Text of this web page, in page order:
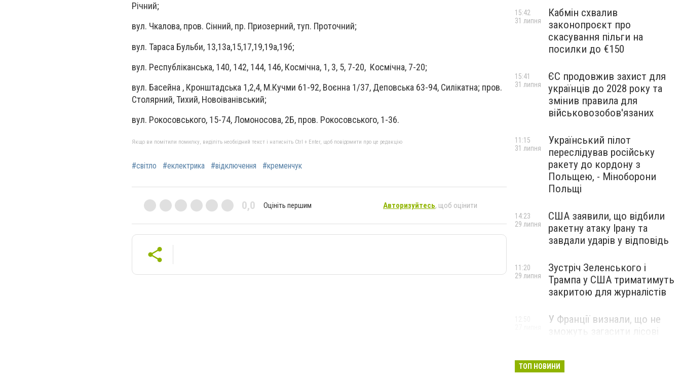
Річний;
вул. Чкалова, пров. Сінний, пр. Приозерний, туп. Проточний;
вул. Тараса Бульби, 13,13а,15,17,19,19а,19б;
вул. Республіканська, 140, 142, 144, 146, Космічна, 1, 3, 5, 7-20, Космічна, 7-20;
вул. Басейна , Кронштадська 1,2,4, М.Кучми 61-92, Воєнна 1/37, Деповська 63-94, Силікатна; пров.
Столярний, Тихий, Новоіванівський;
вул. Рокосовського, 15-74, Ломоносова, 2Б, пров. Рокосовського, 1-36.
Якщо ви помітили помилку, виділіть необхідний текст і натисніть Ctrl + Enter, щоб повідомити про це редакцію
#світло #еклектрика #відключення #кременчук
0,0 Оцініть першим Авторизуйтесь, щоб оцінити
Кабмін схвалив
законопроєкт про
скасування пільги на
посилки до €150
15:42
31 липня
ЄС продовжив захист для
українців до 2028 року та
змінив правила для
військовозобов'язаних
15:41
31 липня
Український пілот
переслідував російську
ракету до кордону з
Польщею, - Міноборони
Польщі
11:15
31 липня
США заявили, що відбили
ракетну атаку Ірану та
завдали ударів у відповідь
14:23
29 липня
Зустріч Зеленського і
Трампа у США триматимуть
закритою для журналістів
11:20
29 липня
У Франції визнали, що не
ТОП НОВИНИ